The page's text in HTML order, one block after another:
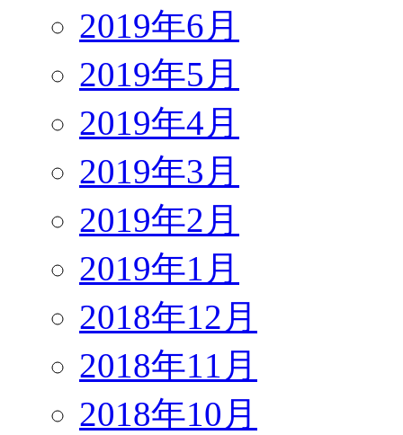
2019年6月
2019年5月
2019年4月
2019年3月
2019年2月
2019年1月
2018年12月
2018年11月
2018年10月